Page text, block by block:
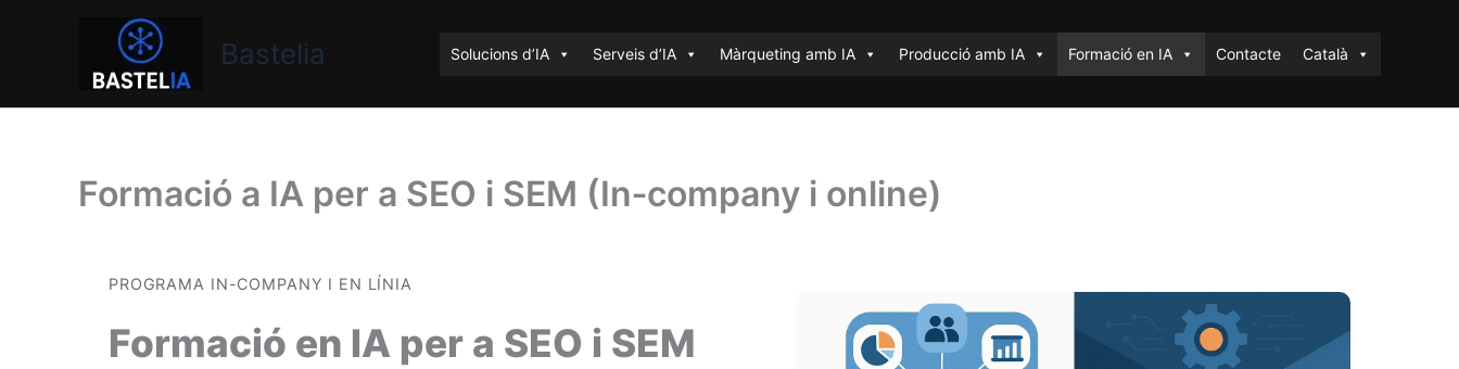
Bastelia
Bastelia Solucions d’IA Serveis d’IA Màrqueting amb IA Producció amb IA Formació en IA Contacte Català
Formació a IA per a SEO i SEM (In‑company i online)
PROGRAMA IN-COMPANY I EN LÍNIA
Formació en IA per a SEO i SEM